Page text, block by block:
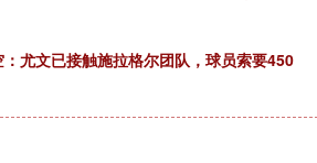
尤文已接触施拉格尔团队，球员索要450